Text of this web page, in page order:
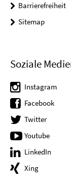
Barrierefreiheit
Sitemap
Soziale
Instagram
Facebook
Twitter
Youtube
LinkedIn
Xing